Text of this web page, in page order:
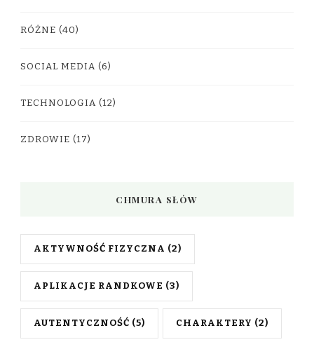
RÓŻNE (40)
SOCIAL MEDIA (6)
TECHNOLOGIA (12)
ZDROWIE (17)
CHMURA SŁÓW
AKTYWNOŚĆ FIZYCZNA (2)
APLIKACJE RANDKOWE (3)
AUTENTYCZNOŚĆ (5) CHARAKTERY (2)